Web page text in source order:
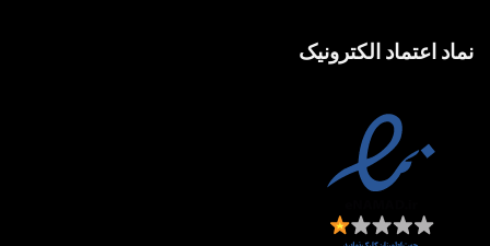
نماد اعتماد الکترونیک